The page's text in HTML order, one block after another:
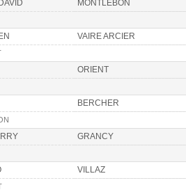
MONTLEBON
VAIRE ARCIER
ORIENT
BERCHER
GRANCY
VILLAZ